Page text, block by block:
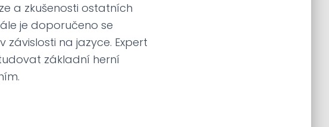
a zkušenosti ostatních
je doporučeno se
na jazyce. Expert
základní herní